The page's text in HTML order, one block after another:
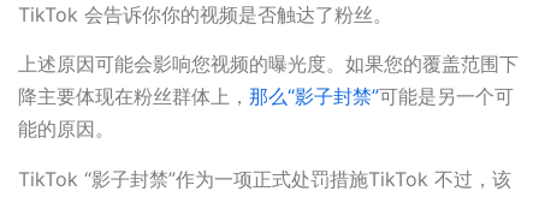
TikTok 会告诉你你的视频是否触达了粉丝。
上述原因可能会影响您视频的曝光度。如果您的覆盖范围下
降主要体现在粉丝群体上， 那么“影子封禁”可能是另一个可
能的原因。
TikTok “影子封禁”作为一项正式处罚措施TikTok 不过，该